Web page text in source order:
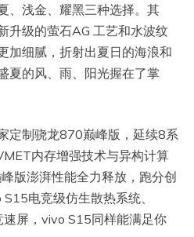
、浅金、耀黑三种选择。其
升级的萤石AG 工艺和水波纹
加细腻，折射出夏日的海浪和
夏的风、雨、阳光握在了掌
定制骁龙870巅峰版，延续8系
内存增强技术与异构计算
版澎湃性能全力释放，跑分创
电竞级仿生散热系统、
屏，vivo S15同样能满足你